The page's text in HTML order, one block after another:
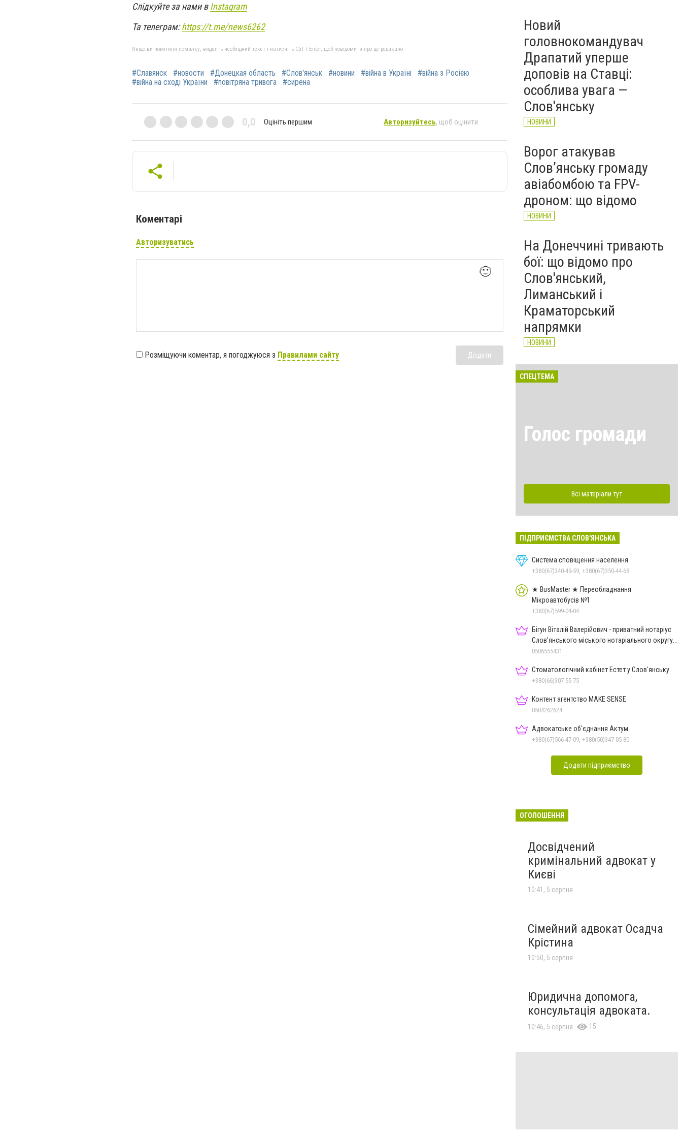
Слідкуйте за нами вInstagram
Та телеграм:https://t.me/news6262
Якщо ви помітили помилку, виділіть необхідний текст і натисніть Ctrl + Enter, щоб повідомити про це редакцію
#Славянск #новости #Донецкая область #Слов'янськ #новини #війна в Україні
#війна з Росією
#війна на сході України
#повітряна тривога #сирена
0,0 Оцініть першим Авторизуйтесь, щоб оцінити
Коментарі
Авторизуватись
🙂
Розміщуючи коментар, я погоджуюся з Правилами сайту Додати
Новий
головнокомандувач
Драпатий уперше
доповів на Ставці:
особлива увага —
Слов'янську
НОВИНИ
Ворог атакував
Слов’янську громаду
авіабомбою та FPV-
дроном: що відомо
НОВИНИ
На Донеччині тривають
бої: що відомо про
Слов'янський,
Лиманський і
Краматорський
напрямки
НОВИНИ
СПЕЦТЕМА
Голос громади
Всі матеріали тут
ПІДПРИЄМСТВА СЛОВ'ЯНСЬКА
Система сповіщення населення
+380(67)340-49-59, +380(67)350-44-68
★ BusMaster ★ Переобладнання
Мікроавтобусів №1
+380(67)599-04-04
Бігун Віталій Валерійович - приватний нотаріус
Слов'янського міського нотаріального округу
Дон.обл.
0506555431
Стоматологічний кабінет Естет у Слов'янську
+380(66)307-55-75
Контент агентство MAKE SENSE
0504262624
Адвокатське об'єднання Актум
+380(67)566-47-09, +380(50)347-05-80
Додати підприємство
ОГОЛОШЕННЯ
Досвідчений
кримінальний адвокат у
Києві
10:41, 5 серпня
Сімейний адвокат Осадча
Крістина
10:50, 5 серпня
Юридична допомога,
консультація адвоката.
10:46, 5 серпня 15